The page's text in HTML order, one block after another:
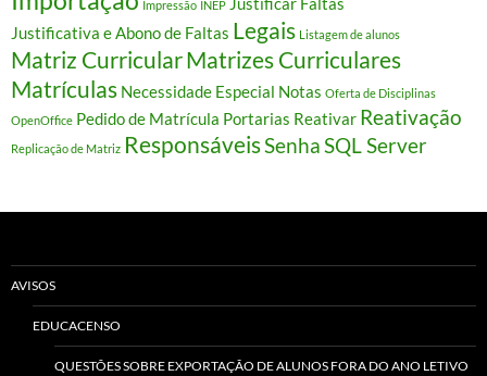
Impressão INEP
Justificativa e Abono de Faltas Legais Listagem de alunos
Matriz CurricularMatrizes Curriculares
Matrículas Necessidade Especial Notas Oferta de Disciplinas
OpenOffice Pedido de Matrícula Portarias Reativar Reativação
Replicação de Matriz ResponsáveisSenhaSQL Server
AVISOS
EDUCACENSO
QUESTÕES SOBRE EXPORTAÇÃO DE ALUNOS FORA DO ANO LETIVO